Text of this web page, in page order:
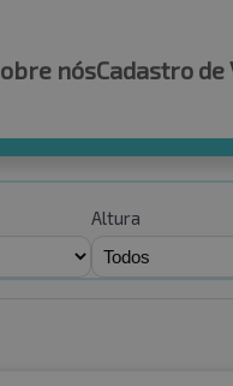
nósCadastro de
Altura